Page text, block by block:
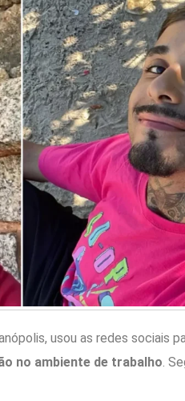
, usou as redes sociais
no ambiente de trabalho.